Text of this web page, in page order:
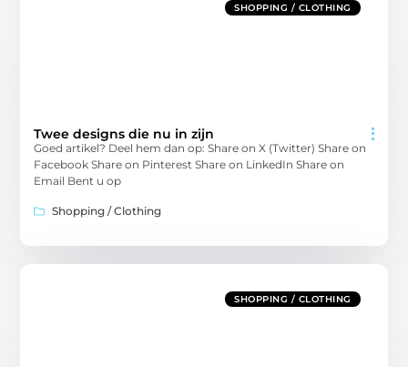
SHOPPING / CLOTHING
Twee designs die nu in zijn
Goed artikel? Deel hem dan op: Share on X (Twitter) Share on
Facebook Share on Pinterest Share on LinkedIn Share on
Email Bent u op
Shopping / Clothing
SHOPPING / CLOTHING